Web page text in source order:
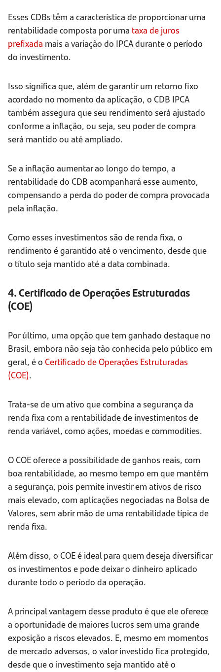
Esses CDBs têm a característica de proporcionar uma
rentabilidade composta por uma taxa de juros
prefixada mais a variação do IPCA durante o período
do investimento.
Isso significa que, além de garantir um retorno fixo
acordado no momento da aplicação, o CDB IPCA
também assegura que seu rendimento será ajustado
conforme a inflação, ou seja, seu poder de compra
será mantido ou até ampliado.
Se a inflação aumentar ao longo do tempo, a
rentabilidade do CDB acompanhará esse aumento,
compensando a perda do poder de compra provocada
pela inflação.
Como esses investimentos são de renda fixa, o
rendimento é garantido até o vencimento, desde que
o título seja mantido até a data combinada.
4. Certificado de Operações Estruturadas
(COE)
Por último, uma opção que tem ganhado destaque no
Brasil, embora não seja tão conhecida pelo público em
geral, é o Certificado de Operações Estruturadas
(COE).
Trata-se de um ativo que combina a segurança da
renda fixa com a rentabilidade de investimentos de
renda variável, como ações, moedas e commodities.
O COE oferece a possibilidade de ganhos reais, com
boa rentabilidade, ao mesmo tempo em que mantém
a segurança, pois permite investir em ativos de risco
mais elevado, com aplicações negociadas na Bolsa de
Valores, sem abrir mão de uma rentabilidade típica de
renda fixa.
Além disso, o COE é ideal para quem deseja diversificar
os investimentos e pode deixar o dinheiro aplicado
durante todo o período da operação.
A principal vantagem desse produto é que ele oferece
a oportunidade de maiores lucros sem uma grande
exposição a riscos elevados. E, mesmo em momentos
de mercado adversos, o valor investido fica protegido,
desde que o investimento seja mantido até o